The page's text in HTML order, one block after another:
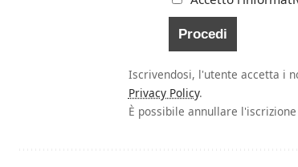
Iscrivendosi, l'utente accetta i
Privacy Policy.
È possibile annullare